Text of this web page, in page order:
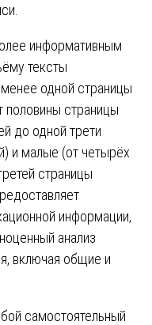
информативным
тексты
одной страницы
половины страницы
до одной трети
и малые (от четырёх
страницы
информации,
анализ
включая общие и
самостоятельный